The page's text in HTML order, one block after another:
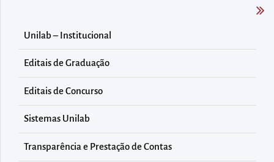
Acessar
diretamente
o
Acessar
diretamente
Unilab – Institucional
Editais de Graduação
Editais de Concurso
Sistemas Unilab
Transparência e Prestação de Contas